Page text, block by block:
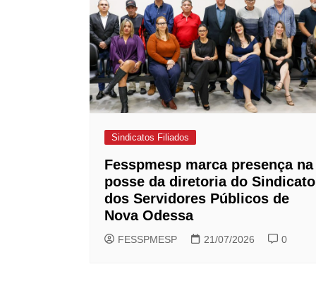
Sindicatos Filiados
Fesspmesp marca presença na
posse da diretoria do Sindicato
dos Servidores Públicos de
Nova Odessa
FESSPMESP 21/07/2026 0